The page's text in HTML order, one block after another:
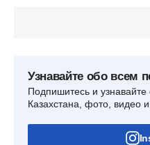
Узнавайте обо всем
Подпишитесь и узнавайте
Казахстана, фото, видео